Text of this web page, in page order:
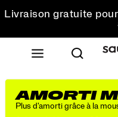
Livraison gratuite
Retours gratuits
Réduction
AMORTI
Plus d'amorti grâce à la